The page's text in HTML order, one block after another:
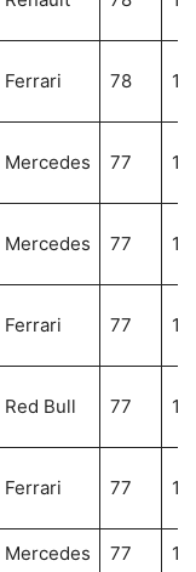
Ferrari 78
Mercedes 77
Mercedes 77
Ferrari 77
Red Bull 77
Ferrari 77
Mercedes 77